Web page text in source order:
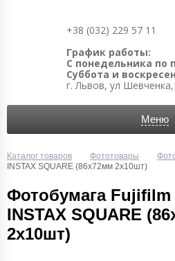
+38 (032) 229 57 11
График работы:
С понедельника по
Суббота и
г. Львов, ул
Меню
Каталог товаров Фототовары
INSTAX SQUARE (86х72мм 2х10шт)
Фотобумага Fujifilm
INSTAX SQUARE
2х10шт)